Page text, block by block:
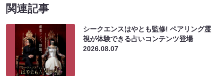
関連記事
シークエンスはやとも監修! ペアリング霊
視が体験できる占いコンテンツ登場
2026.08.07